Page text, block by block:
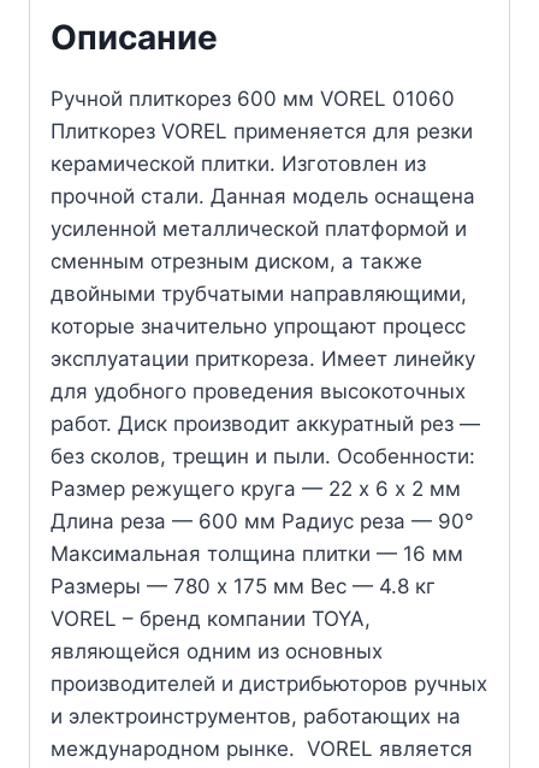
Описание
Ручной плиткорез 600 мм VOREL 01060
Плиткорез VOREL применяется для резки
керамической плитки. Изготовлен из
прочной стали. Данная модель оснащена
усиленной металлической платформой и
сменным отрезным диском, а также
двойными трубчатыми направляющими,
которые значительно упрощают процесс
эксплуатации приткореза. Имеет линейку
для удобного проведения высокоточных
работ. Диск производит аккуратный рез —
без сколов, трещин и пыли. Особенности:
Размер режущего круга — 22 х 6 х 2 мм
Длина реза — 600 мм Радиус реза — 90°
Максимальная толщина плитки — 16 мм
Размеры — 780 x 175 мм Вес — 4.8 кг
VOREL – бренд компании TOYA,
являющейся одним из основных
производителей и дистрибьюторов ручных
и электроинструментов, работающих на
международном рынке. VOREL является